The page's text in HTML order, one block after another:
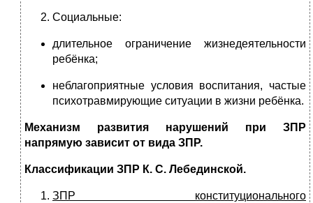
Социальные:
длительное ограничение жизнедеятельности
ребёнка;
неблагоприятные условия воспитания, частые
психотравмирующие ситуации в жизни ребёнка.
Механизм развития нарушений при ЗПР
напрямую зависит от вида ЗПР.
Классификации ЗПР К. С. Лебединской.
ЗПР конституционального